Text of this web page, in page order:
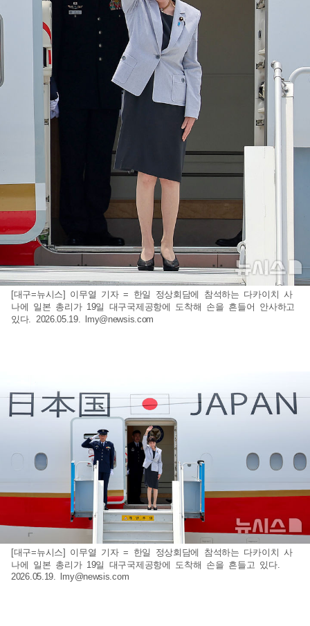
[대구=뉴시스] 이무열 기자 = 한일 정상회담에 참석하는 다카이치 사
나에 일본 총리가 19일 대구국제공항에 도착해 손을 흔들어 안사하고
있다. 2026.05.19.
lmy@newsis.com
[대구=뉴시스] 이무열 기자 = 한일 정상회담에 참석하는 다카이치 사
나에 일본 총리가 19일 대구국제공항에 도착해 손을 흔들고 있다.
2026.05.19.
lmy@newsis.com